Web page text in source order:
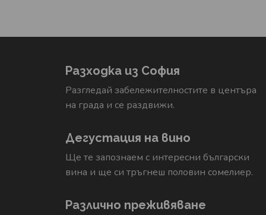
Разходка из София
Разгледай забележителностите в центъра
на града и се раздвижи.
Дегустация на вино
Ще те запознаем с интересни български
вина и ще си тръгнеш половин сомелиер.
Различно преживяване